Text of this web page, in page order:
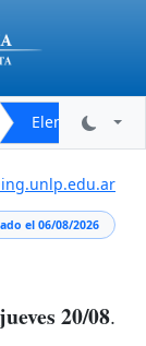
Elementos de
el 06/08/2026
jueves 20/08.